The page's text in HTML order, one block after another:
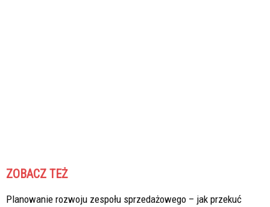
ZOBACZ TEŻ
Planowanie rozwoju zespołu sprzedażowego – jak przekuć